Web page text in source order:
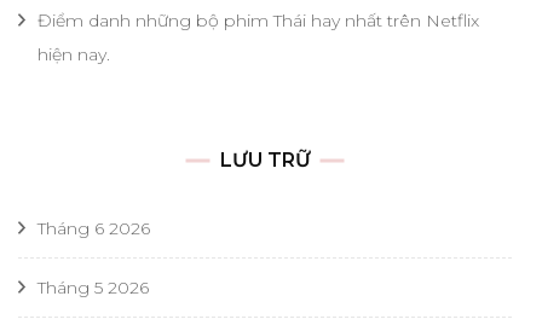
Điểm danh những bộ phim Thái hay nhất trên Netflix
hiện nay.
LƯU TRỮ
Tháng 6 2026
Tháng 5 2026